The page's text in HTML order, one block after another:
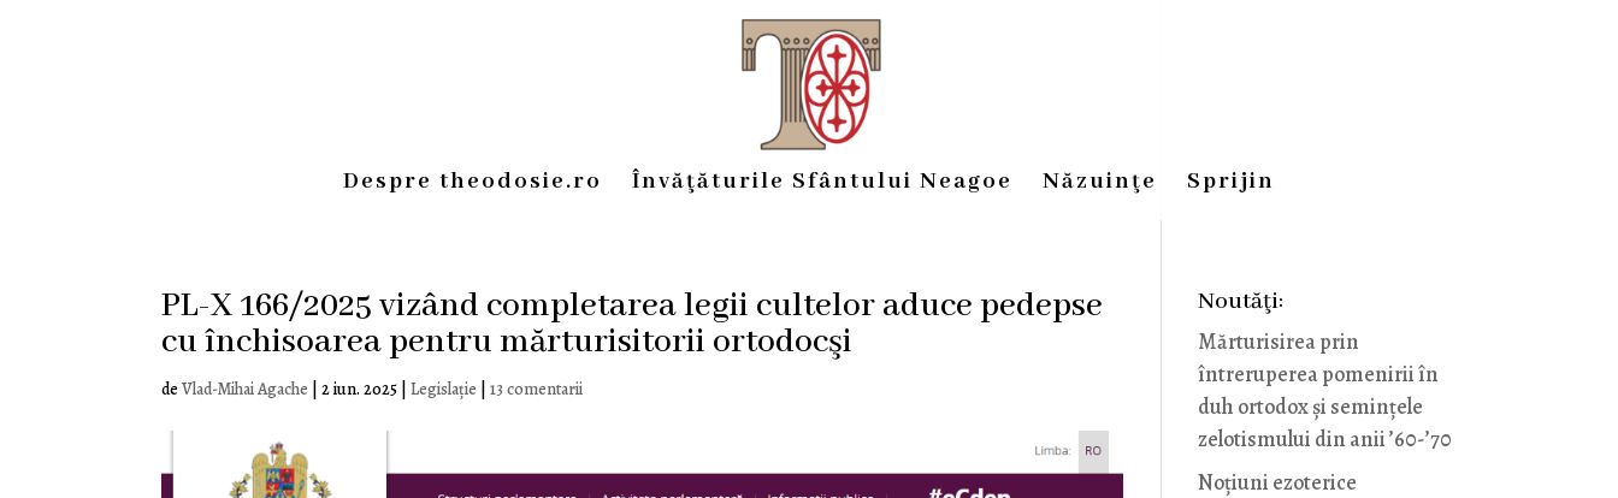
Despre theodosie.ro Învăţăturile Sfântului Neagoe Năzuinţe Sprijin
PL-X 166/2025 vizând completarea legii cultelor aduce pedepse
cu închisoarea pentru mărturisitorii ortodocşi
deVlad-Mihai Agache |2 iun. 2025 |Legislație |13 comentarii
Noutăţi:
Mărturisirea prin
întreruperea pomenirii în
duh ortodox și semințele
zelotismului din anii ’60-’70
Noţiuni ezoterice